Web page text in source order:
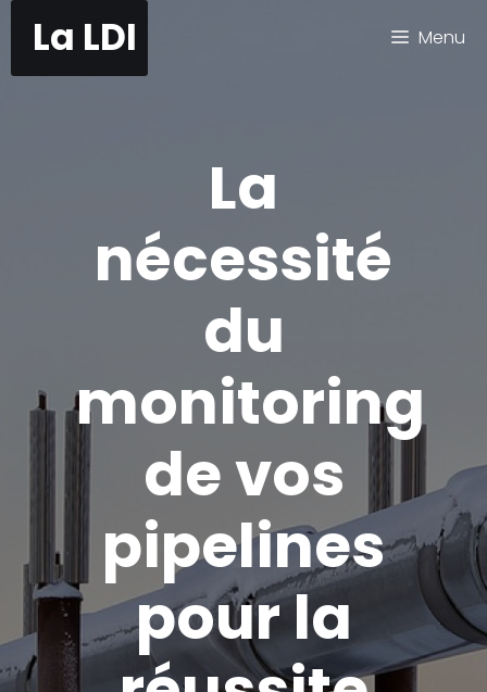
contenu
La LDI Menu
La
nécessité
du
monitoring
de vos
pipelines
pour la